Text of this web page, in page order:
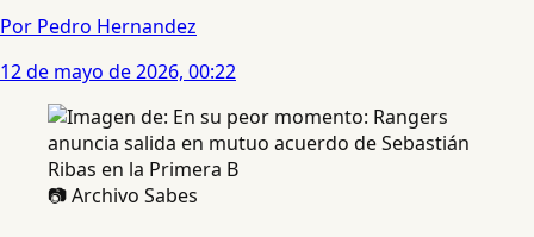
Por Pedro Hernandez
12 de mayo de 2026, 00:22
📷 Archivo Sabes